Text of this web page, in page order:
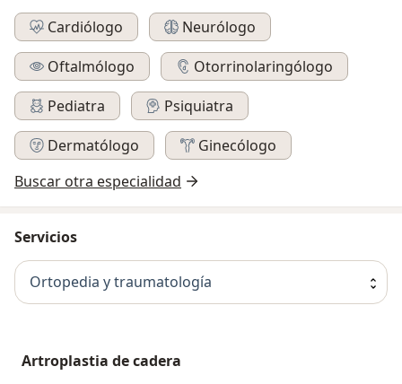
Cardiólogo
Neurólogo
Oftalmólogo
Otorrinolaringólogo
Pediatra
Psiquiatra
Dermatólogo
Ginecólogo
Buscar otra especialidad
Servicios
Ortopedia y traumatología
Artroplastia de cadera